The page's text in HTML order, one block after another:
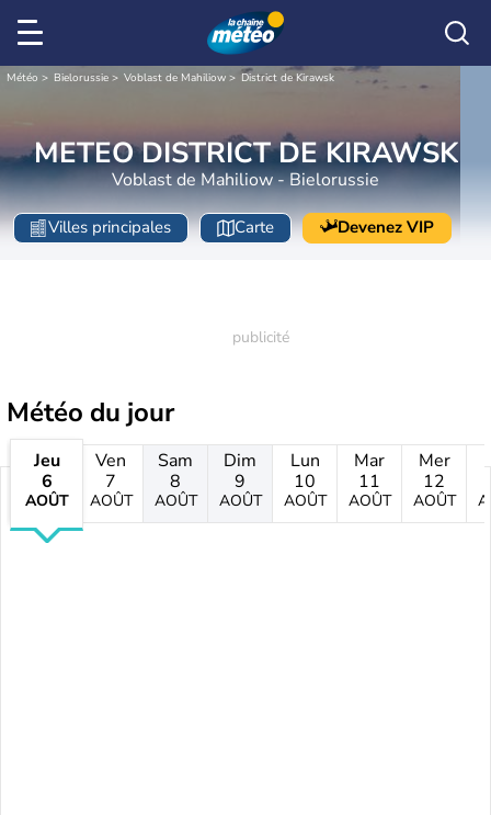
Météo Bielorussie Voblast de Mahiliow District de Kirawsk
METEO DISTRICT DE KIRAWSK
Voblast de Mahiliow - Bielorussie
Villes principales Carte Devenez VIP
Météo du jour
Jeu
6
AOÛT
Ven
7
AOÛT
Sam
8
AOÛT
Dim
9
AOÛT
Lun
10
AOÛT
Mar
11
AOÛT
Mer
12
AOÛT